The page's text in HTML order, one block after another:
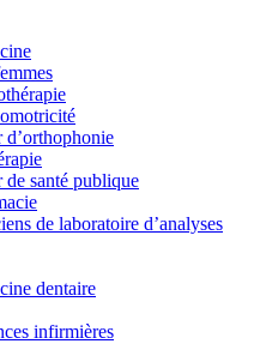
d’orthophonie
santé publique
de laboratoire d’analyses
dentaire
infirmières